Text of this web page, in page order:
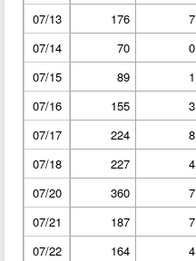
07/13
176 7
07/14
70 0
07/15
89 1
07/16
155 3
07/17
224 8
07/18
227 4
07/20
360 7
07/21
187 7
07/22
164 4